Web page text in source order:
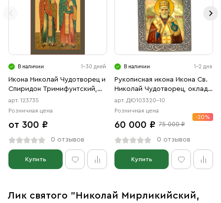
В наличии 1-30 дней
Икона Николай Чудотворец и
Спиридон Тримифунтский,
святители (АРТ.00735)
арт. 123735
Розничная цена
от 300 ₽
0 отзывов
Купить
В наличии 1-2 дня
Рукописная икона Икона Св.
Николай Чудотворец, оклад
серебро
арт. ДЮ103320-10
Розничная цена
60 000 ₽ 75 000 ₽
-20%
0 отзывов
Купить
Лик святого "Николай Мирликийский,